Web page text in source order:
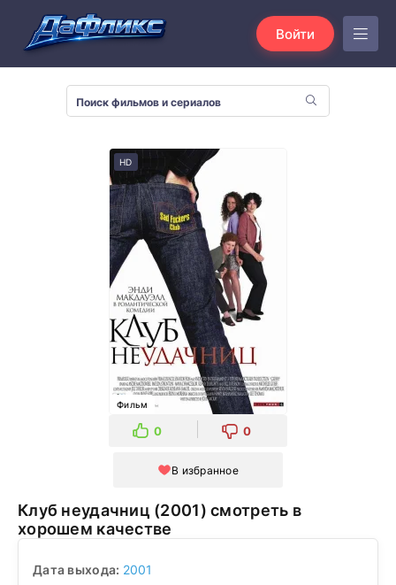
Войти
HD
Фильм
0 0
В избранное
Клуб неудачниц (2001) смотреть в
хорошем качестве
Дата выхода: 2001